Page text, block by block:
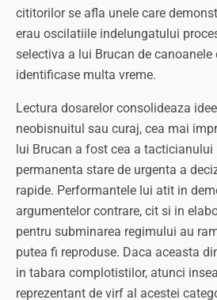
cititorilor se afla unele care
erau oscilatiile indelungatului
selectiva a lui Brucan de
identificase multa vreme.
Lectura dosarelor consolideaza
neobisnuitul sau curaj, cea mai
lui Brucan a fost cea a tacticianului
permanenta stare de urgenta a
rapide. Performantele lui atit in
argumentelor contrare, cit si in
pentru subminarea regimului au
putea fi reproduse. Daca aceasta
in tabara complotistilor, atunci
reprezentant de virf al acestei